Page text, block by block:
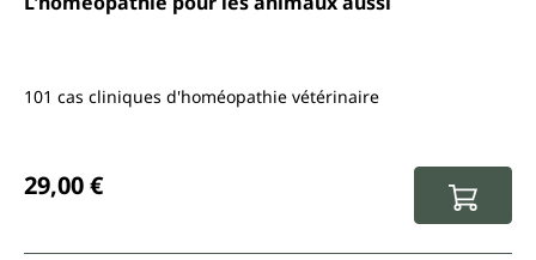
101 cas cliniques d'homéopathie vétérinaire
29,00 €